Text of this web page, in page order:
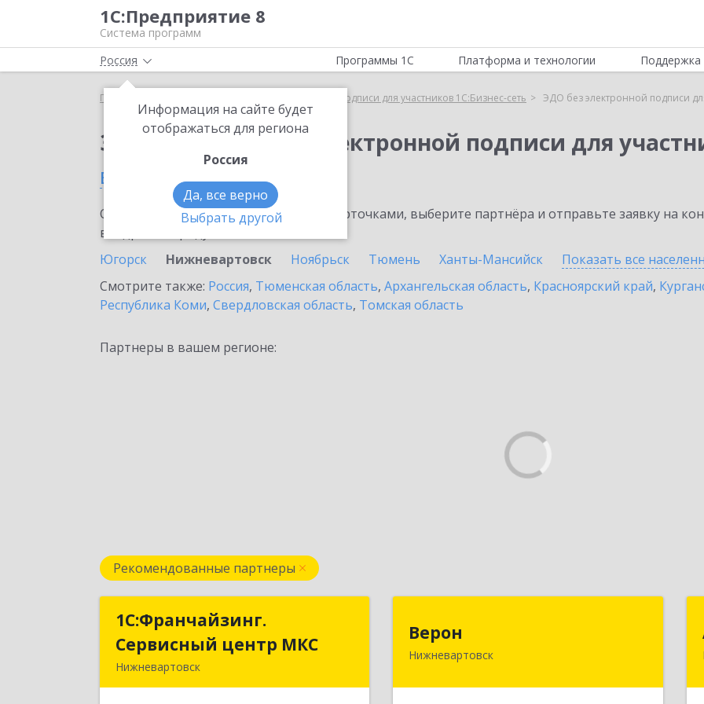
1С:Предприятие 8
Система программ
Россия
Информация на сайте будет
отображаться для региона
Россия
Да, все верно
Выбрать другой
Программы 1С Платформа и технологии Поддержка
Главная ЭДО без электронной подписи для участников 1С:Бизнес-сеть ЭДО без электронной подписи
Заказать ЭДО без электронной подписи для
в Нижневартовске
Ознакомьтесь с информационными карточками, выберите партнёра и отправьте заявку на
внедрение продукта.
Югорск
Нижневартовск Ноябрьск Тюмень Ханты-Мансийск Показать все
Смотрите также: Россия, Тюменская область, Архангельская область, Красноярский край,
Республика Коми, Свердловская область, Томская область
Партнеры в вашем регионе:
Рекомендованные партнеры
1С:Франчайзинг.
Сервисный центр МКС
Нижневартовск
1С:Франчайзинг.
Сервисный центр МКС
Верон
Нижневартовск628609, Ханты-Мансийский